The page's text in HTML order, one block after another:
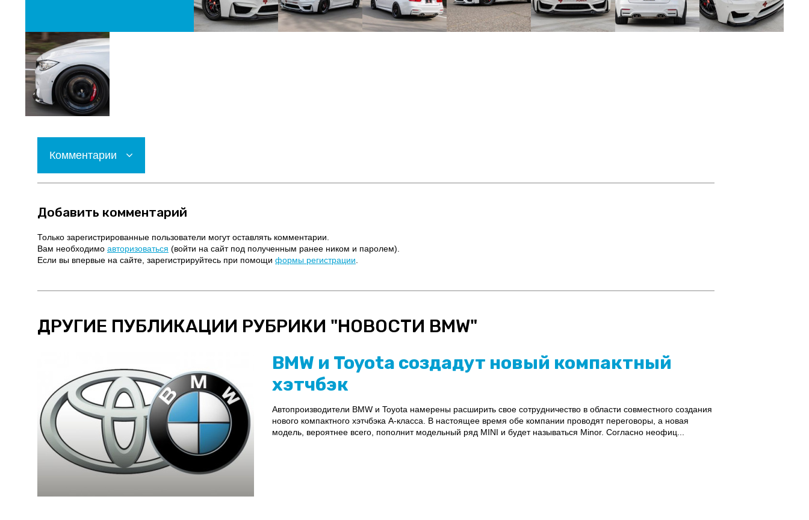
Комментарии
Добавить комментарий
Только зарегистрированные пользователи могут оставлять комментарии.
Вам необходимо авторизоваться (войти на сайт под полученным ранее ником и паролем).
Если вы впервые на сайте, зарегистрируйтесь при помощи формы регистрации
ДРУГИЕ ПУБЛИКАЦИИ РУБРИКИ "НОВОСТИ BMW"
BMW и Toyota создадут новый компактный
хэтчбэк
Автопроизводители BMW и Toyota намерены расширить свое сотрудничество в области совместного создания
нового компактного хэтчбэка А-класса. В настоящее время обе компании проводят переговоры, а новая
модель, вероятнее всего, пополнит модельный ряд MINI и будет называться Minor. Согласно неофиц...